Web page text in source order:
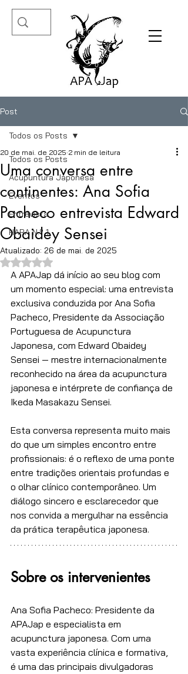
Post
Todos os Posts
Acupuntura Japonesa
Eventos
Entrevista
HARA N.º 1
Todos os Posts
Uma conversa entre
continentes: Ana Sofia
Pacheco entrevista Edward
Obaidey Sensei
20 de mai. de 2025 2 min de leitura
Atualizado: 26 de mai. de 2025
Avaliado com NaN de 5 estrelas.
A APAJap dá início ao seu blog com
um momento especial: uma entrevista
exclusiva conduzida por Ana Sofia
Pacheco, Presidente da Associação
Portuguesa de Acupunctura
Japonesa, com Edward Obaidey
Sensei — mestre internacionalmente
reconhecido na área da acupunctura
japonesa e intérprete de confiança de
Ikeda Masakazu Sensei.
Esta conversa representa muito mais
do que um simples encontro entre
profissionais: é o reflexo de uma ponte
entre tradições orientais profundas e
o olhar clínico contemporâneo. Um
diálogo sincero e esclarecedor que
nos convida a mergulhar na essência
da prática terapêutica japonesa.
Sobre os intervenientes
Ana Sofia Pacheco: Presidente da
APAJap e especialista em
acupunctura japonesa. Com uma
vasta experiência clínica e formativa,
é uma das principais divulgadoras